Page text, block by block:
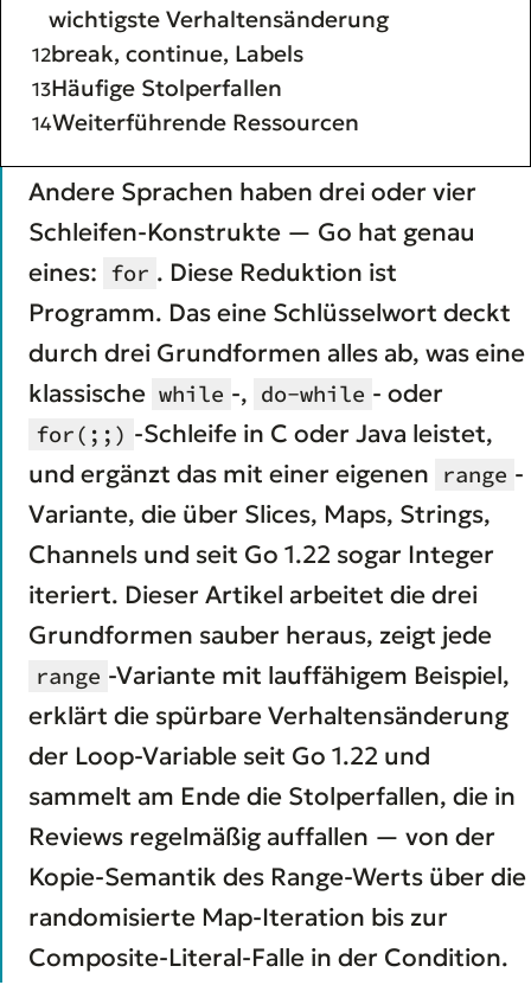
wichtigste Verhaltensänderung
break, continue, Labels
Häufige Stolperfallen
Weiterführende Ressourcen
Andere Sprachen haben drei oder vier
Schleifen-Konstrukte — Go hat genau
eines: for . Diese Reduktion ist
Programm. Das eine Schlüsselwort deckt
durch drei Grundformen alles ab, was eine
klassische while -, do-while - oder
for(;;) -Schleife in C oder Java leistet,
und ergänzt das mit einer eigenen
range -
Variante, die über Slices, Maps, Strings,
Channels und seit Go 1.22 sogar Integer
iteriert. Dieser Artikel arbeitet die drei
Grundformen sauber heraus, zeigt jede
range -Variante mit lauffähigem Beispiel,
erklärt die spürbare Verhaltensänderung
der Loop-Variable seit Go 1.22 und
sammelt am Ende die Stolperfallen, die in
Reviews regelmäßig auffallen — von der
Kopie-Semantik des Range-Werts über die
randomisierte Map-Iteration bis zur
Composite-Literal-Falle in der Condition.